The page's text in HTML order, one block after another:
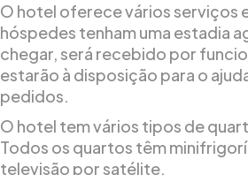
O hotel oferece vários serviços
hóspedes tenham uma estadia
chegar, será recebido por
estarão à disposição para o
pedidos.
O hotel tem vários tipos de
Todos os quartos têm
televisão por satélite.